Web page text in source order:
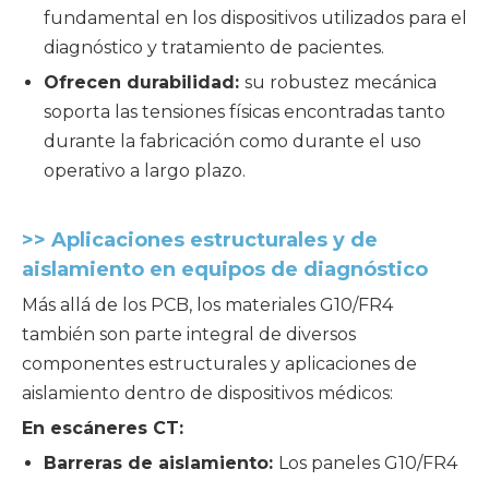
fundamental en los dispositivos utilizados para el
diagnóstico y tratamiento de pacientes.
Ofrecen durabilidad: su robustez mecánica
soporta las tensiones físicas encontradas tanto
durante la fabricación como durante el uso
operativo a largo plazo.
>> Aplicaciones estructurales y de
aislamiento en equipos de diagnóstico
Más allá de los PCB, los materiales G10/FR4
también son parte integral de diversos
componentes estructurales y aplicaciones de
aislamiento dentro de dispositivos médicos:
En escáneres CT:
Barreras de aislamiento: Los paneles G10/FR4